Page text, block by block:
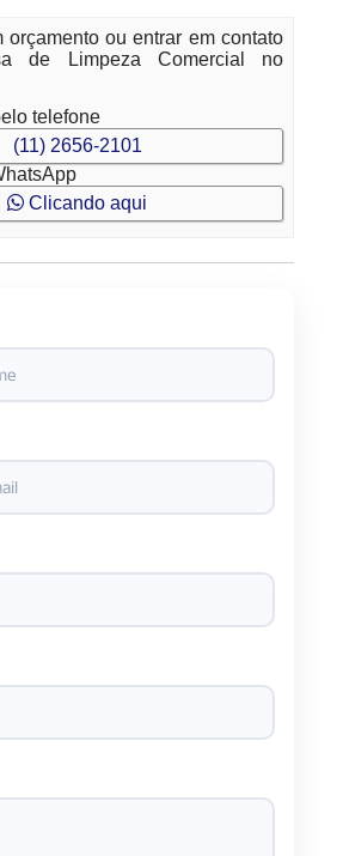
orçamento ou entrar em contato
de Limpeza Comercial no
telefone
(11) 2656-2101
Clicando aqui